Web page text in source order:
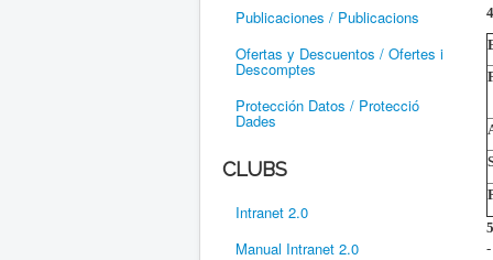
Publicaciones / Publicacions
Ofertas y Descuentos / Ofertes i
Descomptes
Protección Datos / Protecció
Dades
CLUBS
Intranet 2.0
Manual Intranet 2.0